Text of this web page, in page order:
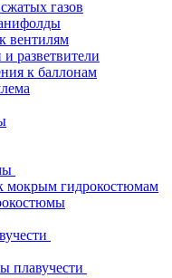
газов
вентилям
разветвители
к баллонам
мокрым гидрокостюмам
плавучести